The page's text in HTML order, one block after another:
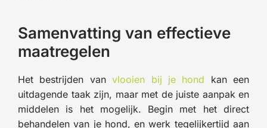
Samenvatting van effectieve
maatregelen
Het bestrijden vanvlooien bij je hond kan een
uitdagende taak zijn, maar met de juiste aanpak en
middelen is het mogelijk. Begin met het direct
behandelen van je hond, en werk tegelijkertijd aan